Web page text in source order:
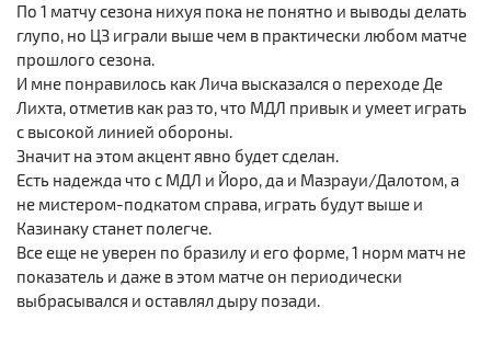
По 1 матчу сезона нихуя пока не понятно и выводы делать
глупо, но ЦЗ играли выше чем в практически любом матче
прошлого сезона.
И мне понравилось как Лича высказался о переходе Де
Лихта, отметив как раз то, что МДЛ привык и умеет играть
с высокой линией обороны.
Значит на этом акцент явно будет сделан.
Есть надежда что с МДЛ и Йоро, да и Мазрауи/Далотом, а
не мистером-подкатом справа, играть будут выше и
Казинаку станет полегче.
Все еще не уверен по бразилу и его форме, 1 норм матч не
показатель и даже в этом матче он периодически
выбрасывался и оставлял дыру позади.